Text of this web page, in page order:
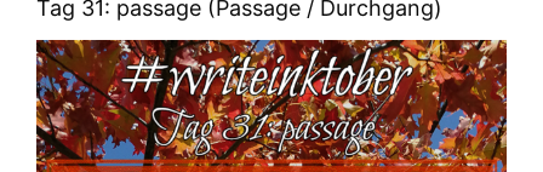
Tag 31: passage (Passage / Durchgang)